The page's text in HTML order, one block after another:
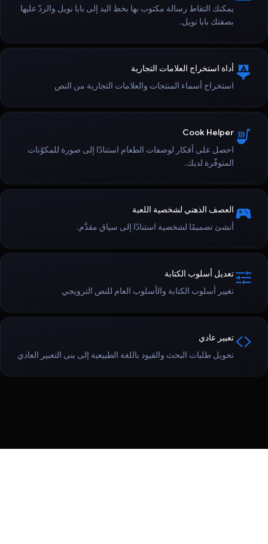
يمكنك التقاط رسالة مكتوب بها بخط اليد إلى بابا نويل والردّ عليها
بصفتك بابا نويل.
أداة استخراج العلامات التجارية
استخراج أسماء المنتجات والعلامات التجارية من النص
Cook Helper
احصل على أفكار لوصفات الطعام استنادًا إلى صورة للمكوّنات
المتوفّرة لديك.
العصف الذهني لشخصية اللعبة
أنشئ تصميمًا لشخصية استنادًا إلى سياق مقدَّم.
تعديل أسلوب الكتابة
تغيير أسلوب الكتابة والأسلوب العام للنص الترويجي
تعبير عادي
تحويل طلبات البحث والقيود باللغة الطبيعية إلى بنى التعبير العادي